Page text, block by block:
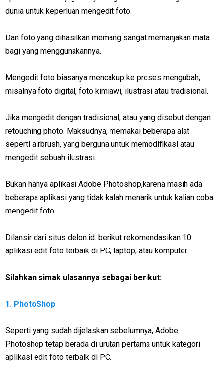
dunia untuk keperluan mengedit foto.
Dan foto yang dihasilkan memang sangat memanjakan mata
bagi yang menggunakannya.
Mengedit foto biasanya mencakup ke proses mengubah,
misalnya foto digital, foto kimiawi, ilustrasi atau tradisional.
Jika mengedit dengan tradisional, atau yang disebut dengan
retouching photo. Maksudnya, memakai beberapa alat
seperti airbrush, yang berguna untuk memodifikasi atau
mengedit sebuah ilustrasi.
Bukan hanya aplikasi Adobe Photoshop,karena masih ada
beberapa aplikasi yang tidak kalah menarik untuk kalian coba
mengedit foto.
Dilansir dari situs delon.id. berikut rekomendasikan 10
aplikasi edit foto terbaik di PC, laptop, atau komputer.
Silahkan simak ulasannya sebagai berikut:
1. PhotoShop
Seperti yang sudah dijelaskan sebelumnya, Adobe
Photoshop tetap berada di urutan pertama untuk kategori
aplikasi edit foto terbaik di PC.